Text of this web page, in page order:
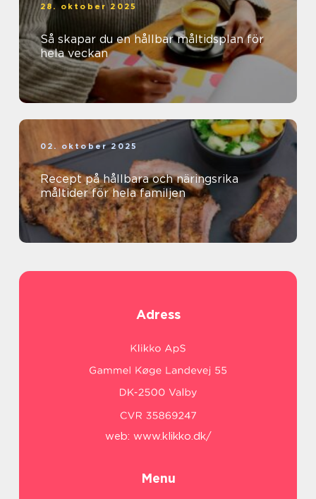
28. oktober 2025
Så skapar du en hållbar måltidsplan för
hela veckan
02. oktober 2025
Recept på hållbara och näringsrika
måltider för hela familjen
Adress
web: www.klikko.dk/
Menu